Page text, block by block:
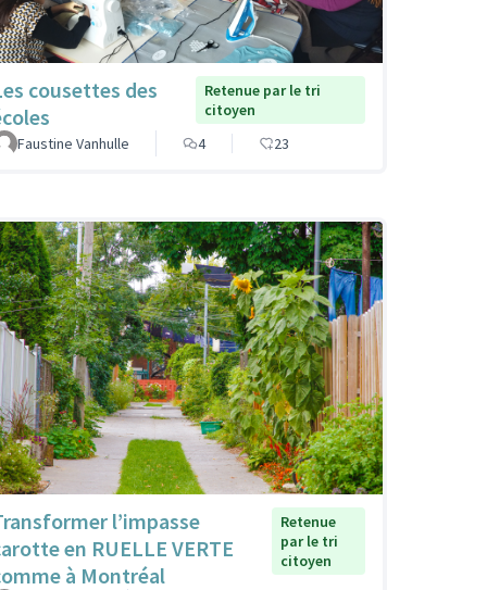
cousettes des
Retenue par le tri
citoyen
Faustine Vanhulle
4 23
l’impasse
en RUELLE VERTE
à Montréal
Retenue
par le tri
citoyen